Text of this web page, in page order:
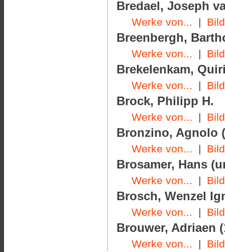
Bredael, Joseph
Werke von... |
Breenbergh,
Werke von... |
Brekelenkam,
Werke von... |
Brock, Philipp H.
Werke von... |
Bronzino, Agnolo
Werke von... |
Brosamer, Hans
Werke von... |
Brosch, Wenzel
Werke von... |
Brouwer, Adriaen
Werke von... |